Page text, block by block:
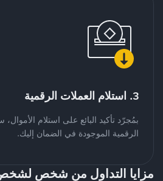
3. استلام العملات الرقمية
بمُجرّد تأكيد البائع على استلام
الرقمية الموجودة في الضمان إليك.
مزايا التداول من شخص